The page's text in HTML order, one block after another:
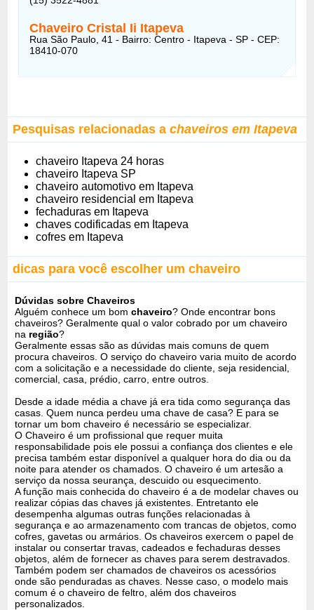
Chaveiro Cristal Ii Itapeva
Rua São Paulo, 41 - Bairro: Centro - Itapeva - SP - CEP:
18410-070
Pesquisas relacionadas achaveiros em Itapeva
chaveiro Itapeva 24 horas
chaveiro Itapeva SP
chaveiro automotivo em Itapeva
chaveiro residencial em Itapeva
fechaduras em Itapeva
chaves codificadas em Itapeva
cofres em Itapeva
dicas para você escolher um chaveiro
Dúvidas sobre Chaveiros
Alguém conhece um bomchaveiro? Onde encontrar bons
chaveiros? Geralmente qual o valor cobrado por um chaveiro
na região?
Geralmente essas são as dúvidas mais comuns de quem
procura chaveiros. O serviço do chaveiro varia muito de acordo
com a solicitação e a necessidade do cliente, seja residencial,
comercial, casa, prédio, carro, entre outros.
Desde a idade média a chave já era tida como segurança das
casas. Quem nunca perdeu uma chave de casa? E para se
tornar um bom chaveiro é necessário se especializar.
O Chaveiro é um profissional que requer muita
responsabilidade pois ele possui a confiança dos clientes e ele
precisa também estar disponível a qualquer hora do dia ou da
noite para atender os chamados. O chaveiro é um artesão a
serviço da nossa seurança, descuido ou esquecimento.
A função mais conhecida do chaveiro é a de modelar chaves ou
realizar cópias das chaves já existentes. Entretanto ele
desempenha algumas outras funções relacionadas à
segurança e ao armazenamento com trancas de objetos, como
cofres, gavetas ou armários. Os chaveiros exercem o papel de
instalar ou consertar travas, cadeados e fechaduras desses
objetos, além de fornecer as chaves para serem destravados.
Também podem ser chamados de chaveiros os acessórios
onde são penduradas as chaves. Nesse caso, o modelo mais
comum é o chaveiro de feltro, além dos chaveiros
personalizados.